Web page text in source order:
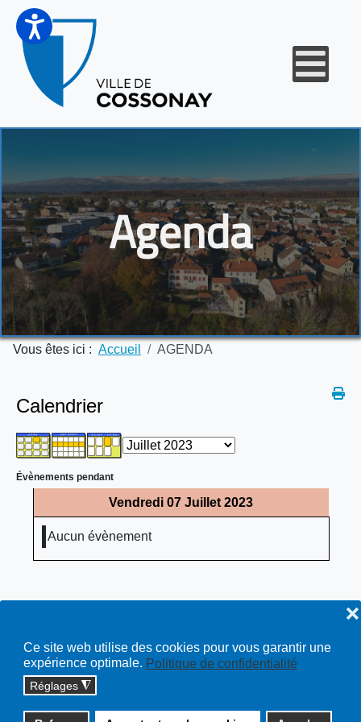
Ce site web utilise des cookies pour vous garantir une
expérience optimale. Politique de confidentialité
Réglages ◮
❌
Agenda
Vous êtes ici : Accueil AGENDA
Calendrier
Évènements pendant
Vendredi 07 Juillet 2023
Aucun évènement
Copyright © 2026 cossonay.ch - tous droits réservés | site :